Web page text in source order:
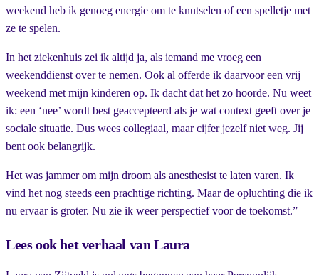
weekend heb ik genoeg energie om te knutselen of een spelletje met
ze te spelen.
In het ziekenhuis zei ik altijd ja, als iemand me vroeg een
weekenddienst over te nemen. Ook al offerde ik daarvoor een vrij
weekend met mijn kinderen op. Ik dacht dat het zo hoorde. Nu weet
ik: een ‘nee’ wordt best geaccepteerd als je wat context geeft over je
sociale situatie. Dus wees collegiaal, maar cijfer jezelf niet weg. Jij
bent ook belangrijk.
Het was jammer om mijn droom als anesthesist te laten varen. Ik
vind het nog steeds een prachtige richting. Maar de opluchting die ik
nu ervaar is groter. Nu zie ik weer perspectief voor de toekomst.”
Lees ook het verhaal van Laura